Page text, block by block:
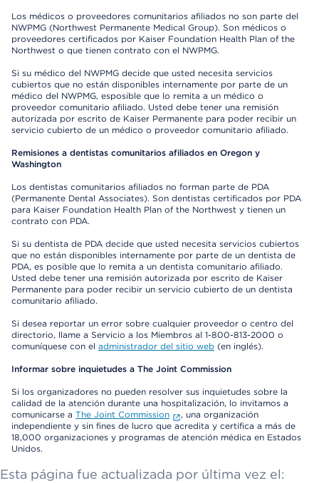
Los médicos o proveedores comunitarios afiliados no son parte del
NWPMG (Northwest Permanente Medical Group). Son médicos o
proveedores certificados por Kaiser Foundation Health Plan of the
Northwest o que tienen contrato con el NWPMG.
Si su médico del NWPMG decide que usted necesita servicios
cubiertos que no están disponibles internamente por parte de un
médico del NWPMG, esposible que lo remita a un médico o
proveedor comunitario afiliado. Usted debe tener una remisión
autorizada por escrito de Kaiser Permanente para poder recibir un
servicio cubierto de un médico o proveedor comunitario afiliado.
Remisiones a dentistas comunitarios afiliados en Oregon y
Washington
Los dentistas comunitarios afiliados no forman parte de PDA
(Permanente Dental Associates). Son dentistas certificados por PDA
para Kaiser Foundation Health Plan of the Northwest y tienen un
contrato con PDA.
Si su dentista de PDA decide que usted necesita servicios cubiertos
que no están disponibles internamente por parte de un dentista de
PDA, es posible que lo remita a un dentista comunitario afiliado.
Usted debe tener una remisión autorizada por escrito de Kaiser
Permanente para poder recibir un servicio cubierto de un dentista
comunitario afiliado.
Si desea reportar un error sobre cualquier proveedor o centro del
directorio, llame a Servicio a los Miembros al 1-800-813-2000 o
comuníquese con el administrador del sitio web (en inglés).
Informar sobre inquietudes a The Joint Commission
Si los organizadores no pueden resolver sus inquietudes sobre la
calidad de la atención durante una hospitalización, lo invitamos a
comunicarse a The Joint Commission
, una organización
independiente y sin fines de lucro que acredita y certifica a más de
18,000 organizaciones y programas de atención médica en Estados
Unidos.
Esta página fue actualizada por última vez el: